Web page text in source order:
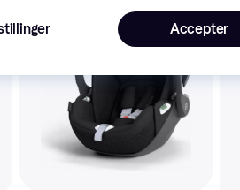
Accepter